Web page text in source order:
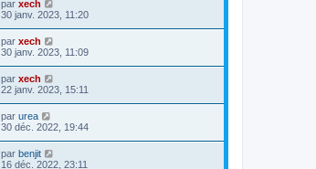
par xech
30 janv. 2023, 11:20
par xech
30 janv. 2023, 11:09
par xech
22 janv. 2023, 15:11
par urea
30 déc. 2022, 19:44
par benjit
16 déc. 2022, 23:11